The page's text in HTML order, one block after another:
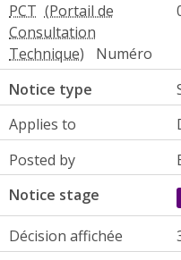
PCT
Numéro
Notice type
Applies to
Posted by
Notice stage
Décision affichée